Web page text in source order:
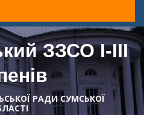
ЗЗСО І-ІІІ
РАДИ СУМСЬКОЇ